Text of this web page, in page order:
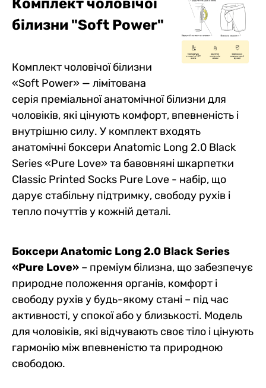
Комплект чоловічої
білизни "Soft Power"
Комплект чоловічої білизни
«Soft Power» — лімітована
серія преміальної анатомічної білизни для
чоловіків, які цінують комфорт, впевненість і
внутрішню силу. У комплект входять
анатомічні боксери Anatomic Long 2.0 Black
Series «Pure Love» та бавовняні шкарпетки
Classic Printed Socks Pure Love - набір, що
дарує стабільну підтримку, свободу рухів і
тепло почуттів у кожній деталі.
Боксери Anatomic Long 2.0 Black Series
«Pure Love» – преміум білизна, що забезпечує
природне положення органів, комфорт і
свободу рухів у будь-якому стані – під час
активності, у спокої або у близькості. Модель
для чоловіків, які відчувають своє тіло і цінують
гармонію між впевненістю та природною
свободою.